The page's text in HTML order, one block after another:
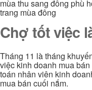
mùa thu sang đông phù
trang mùa đông
Chợ tốt việc
Tháng 11 là tháng
việc kinh doanh mua
toán nhân viên kinh
mua bán cuối nắm.